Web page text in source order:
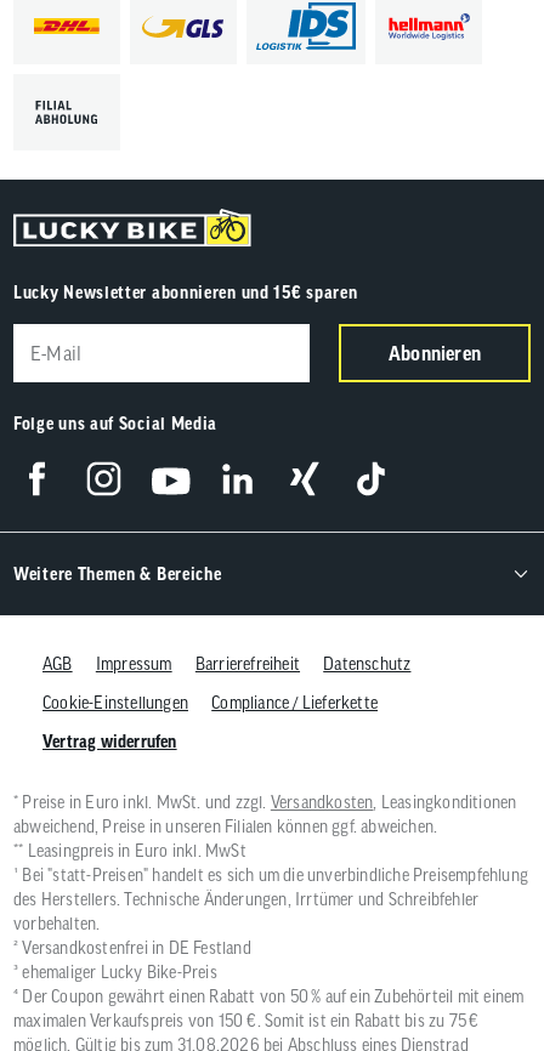
Lucky Newsletter abonnieren und 15€ sparen
Abonnieren
Folge uns auf Social Media
Weitere Themen & Bereiche
AGB Impressum Barrierefreiheit
Datenschutz
Cookie-Einstellungen
Compliance / Lieferkette
Vertrag widerrufen
* Preise in Euro inkl. MwSt. und zzgl. Versandkosten, Leasingkonditionen
abweichend, Preise in unseren Filialen können ggf. abweichen.
** Leasingpreis in Euro inkl. MwSt
¹ Bei "statt-Preisen" handelt es sich um die unverbindliche Preisempfehlung
des Herstellers. Technische Änderungen, Irrtümer und Schreibfehler
vorbehalten.
² Versandkostenfrei in DE Festland
³ ehemaliger Lucky Bike-Preis
⁴ Der Coupon gewährt einen Rabatt von 50 % auf ein Zubehörteil mit einem
maximalen Verkaufspreis von 150 €. Somit ist ein Rabatt bis zu 75 €
möglich. Gültig bis zum 31.08.2026 bei Abschluss eines Dienstrad